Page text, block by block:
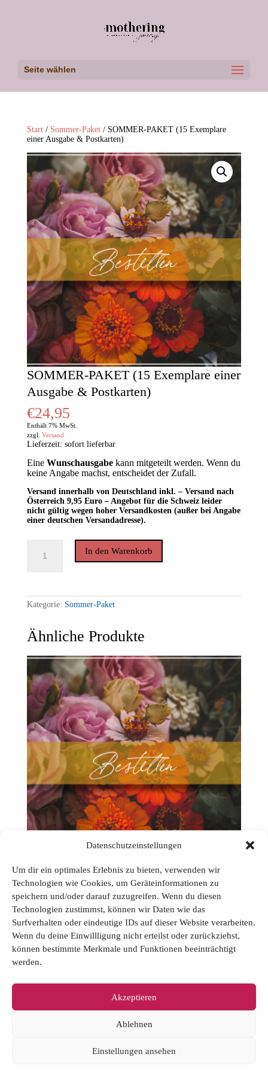
Datenschutzeinstellungen
Um dir ein optimales Erlebnis zu bieten, verwenden wir
Technologien wie Cookies, um Geräteinformationen zu
speichern und/oder darauf zuzugreifen. Wenn du diesen
Technologien zustimmst, können wir Daten wie das
Surfverhalten oder eindeutige IDs auf dieser Website verarbeiten.
Wenn du deine Einwillligung nicht erteilst oder zurückziehst,
können bestimmte Merkmale und Funktionen beeinträchtigt
werden.
Akzeptieren
Ablehnen
Einstellungen ansehen
Seite wählen
Start/ Sommer-Paket/ SOMMER-PAKET (15 Exemplare
einer Ausgabe & Postkarten)
SOMMER-PAKET (15 Exemplare einer
Ausgabe & Postkarten)
€24,95
Enthält 7% MwSt.
zzgl. Versand
Lieferzeit: sofort lieferbar
Eine Wunschausgabekann mitgeteilt werden. Wenn du
keine Angabe machst, entscheidet der Zufall.
Versand innerhalb von Deutschland inkl. – Versand nach
Österreich 9,95 Euro – Angebot für die Schweiz leider
nicht gültig wegen hoher Versandkosten (außer bei Angabe
einer deutschen Versandadresse).
PAKET
&
Postkarten)
In den Warenkorb
Kategorie: Sommer-Paket
Ähnliche Produkte
Paket „Sommerurlaub“ // 4 Mag.
für 24,95 Euro
€24,95
Enthält 7% MwSt.
zzgl.